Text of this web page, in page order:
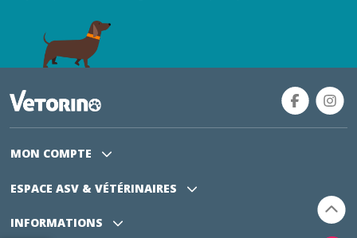
MON COMPTE
ESPACE ASV & VÉTÉRINAIRES
INFORMATIONS